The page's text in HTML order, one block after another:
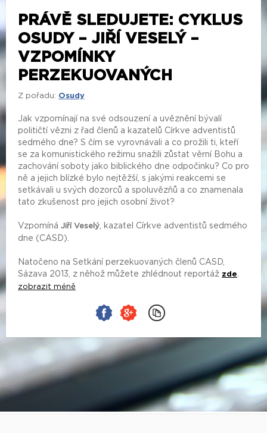
PRÁVĚ SLEDUJETE: CYKLUS
OSUDY – JIŘÍ VESELÝ –
VZPOMÍNKY
PERZEKUOVANÝCH
Z pořadu: Osudy
Jak vzpomínají na své odsouzení a uvěznění bývalí
političtí vězni z řad členů a kazatelů Církve adventistů
sedmého dne? S čím se vyrovnávali a co prožili ti, kteří
se za komunistického režimu snažili zůstat věrní Bohu a
zachování soboty jako biblického dne odpočinku? Co pro
ně a jejich blízké bylo nejtěžší, s jakými reakcemi se
setkávali u svých dozorců a spoluvězňů a co znamenala
tato zkušenost pro jejich osobní život?
Vzpomíná Jiří Veselý , kazatel Církve adventistů sedmého
dne (CASD).
Natočeno na Setkání perzekuovaných členů CASD,
Sázava 2013, z něhož můžete zhlédnout reportáž zde
zobrazit méně